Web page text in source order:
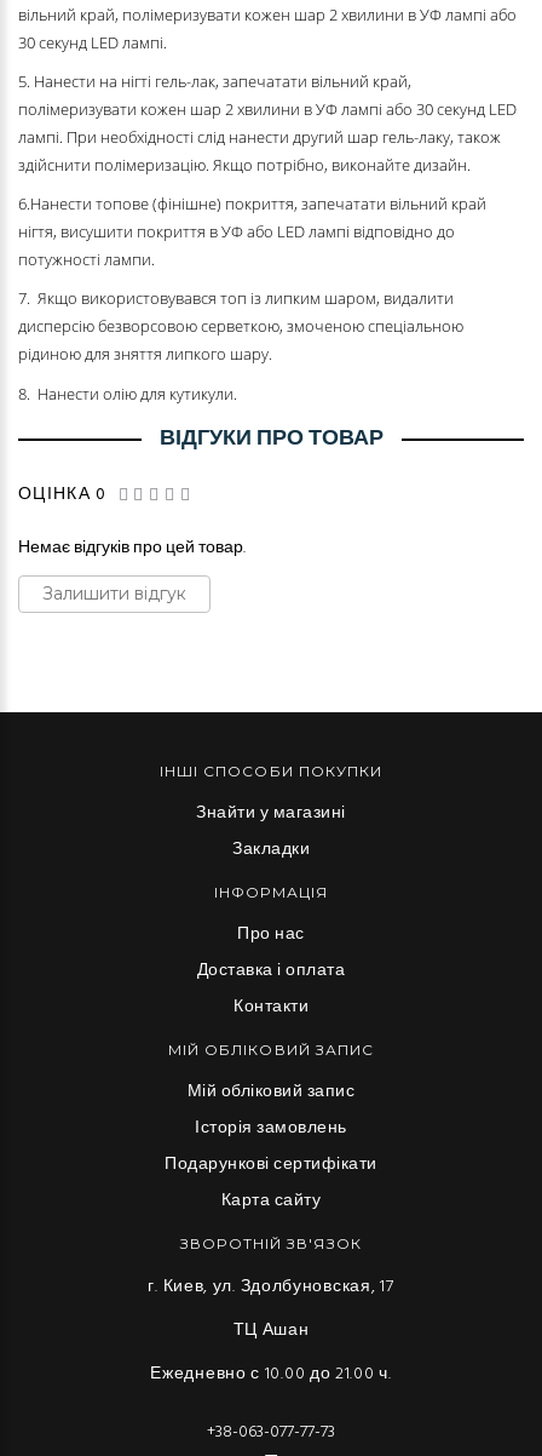
вільний край, полімеризувати кожен шар 2 хвилини в УФ лампі або
30 секунд LED лампі.
5. Нанести на нігті гель-лак, запечатати вільний край,
полімеризувати кожен шар 2 хвилини в УФ лампі або 30 секунд LED
лампі. При необхідності слід нанести другий шар гель-лаку, також
здійснити полімеризацію. Якщо потрібно, виконайте дизайн.
6.Нанести топове (фінішне) покриття, запечатати вільний край
нігтя, висушити покриття в УФ або LED лампі відповідно до
потужності лампи.
7. Якщо використовувався топ із липким шаром, видалити
дисперсію безворсовою серветкою, змоченою спеціальною
рідиною для зняття липкого шару.
8. Нанести олію для кутикули.
ВІДГУКИ ПРО ТОВАР
ОЦІНКА 0
Немає відгуків про цей товар.
Залишити відгук
ІНШІ СПОСОБИ ПОКУПКИ
Знайти у магазині
Закладки
ІНФОРМАЦІЯ
Про нас
Доставка і оплата
Контакти
МІЙ ОБЛІКОВИЙ ЗАПИС
Мій обліковий запис
Історія замовлень
Подарункові сертифікати
Карта сайту
ЗВОРОТНІЙ ЗВ'ЯЗОК
г. Киев, ул. Здолбуновская, 17
ТЦ Ашан
Ежедневно с 10.00 до 21.00 ч.
+38-063-077-77-73